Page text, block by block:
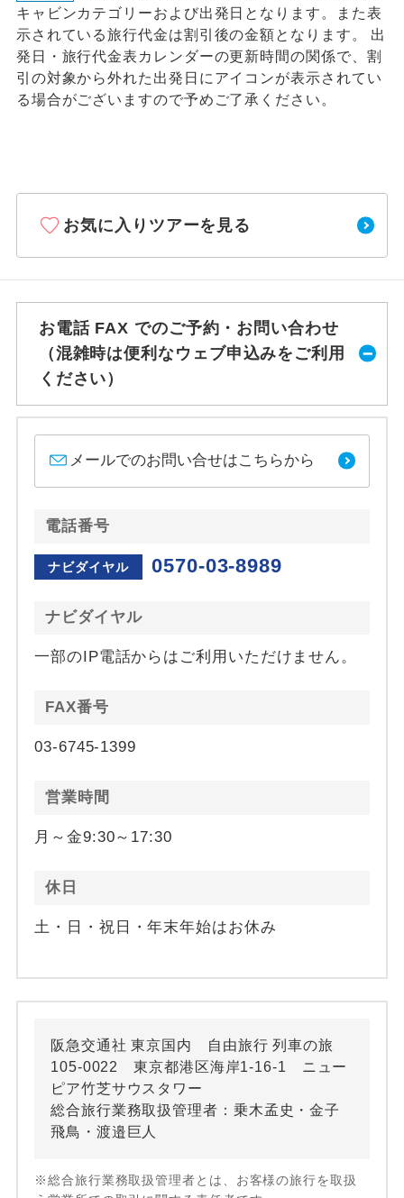
キャビンカテゴリーおよび出発日となります。また表
示されている旅行代金は割引後の金額となります。 出
発日・旅行代金表カレンダーの更新時間の関係で、割
引の対象から外れた出発日にアイコンが表示されてい
る場合がございますので予めご了承ください。
お気に入りツアーを見る
お電話 FAX でのご予約・お問い合わせ
（混雑時は便利なウェブ申込みをご利用
ください）
メールでのお問い合せはこちらから
電話番号
ナビダイヤル 0570-03-8989
ナビダイヤル
一部のIP電話からはご利用いただけません。
FAX番号
03-6745-1399
営業時間
月～金9:30～17:30
休日
土・日・祝日・年末年始はお休み
阪急交通社 東京国内 自由旅行 列車の旅
105-0022 東京都港区海岸1-16-1 ニュー
ピア竹芝サウスタワー
総合旅行業務取扱管理者：乗木孟史・金子
飛鳥・渡邉巨人
※総合旅行業務取扱管理者とは、お客様の旅行を取扱